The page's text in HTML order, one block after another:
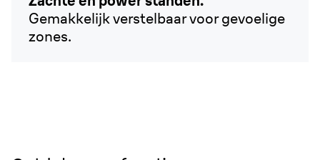
Gemakkelijk verstelbaar voor gevoelige
zones.